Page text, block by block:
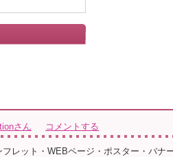
さん コメントする
レット・WEBページ・ポスター・バナ